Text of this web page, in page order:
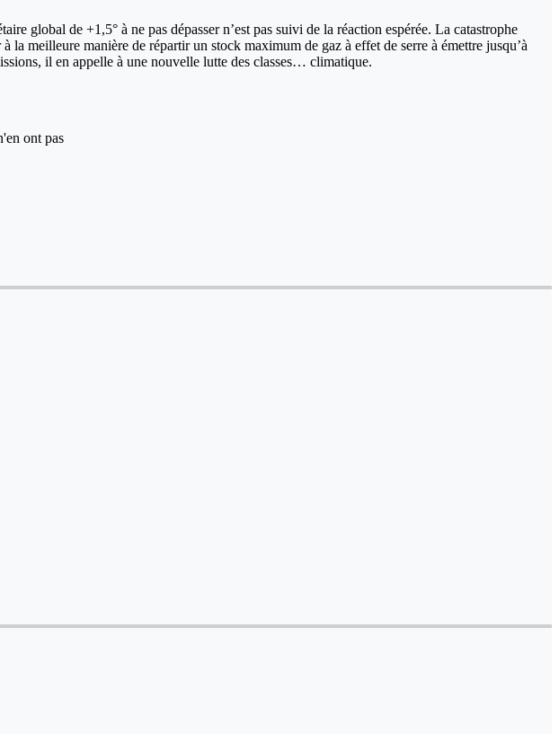
global de +1,5° à ne pas dépasser n’est pas suivi de la réaction espérée. La catastrophe
la meilleure manière de répartir un stock maximum de gaz à effet de serre à émettre jusqu’à
il en appelle à une nouvelle lutte des classes… climatique.
ont pas